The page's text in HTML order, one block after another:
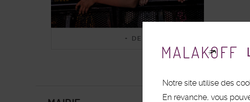
Notre site utilise des
En revanche, vous
+ DE PHOTOS